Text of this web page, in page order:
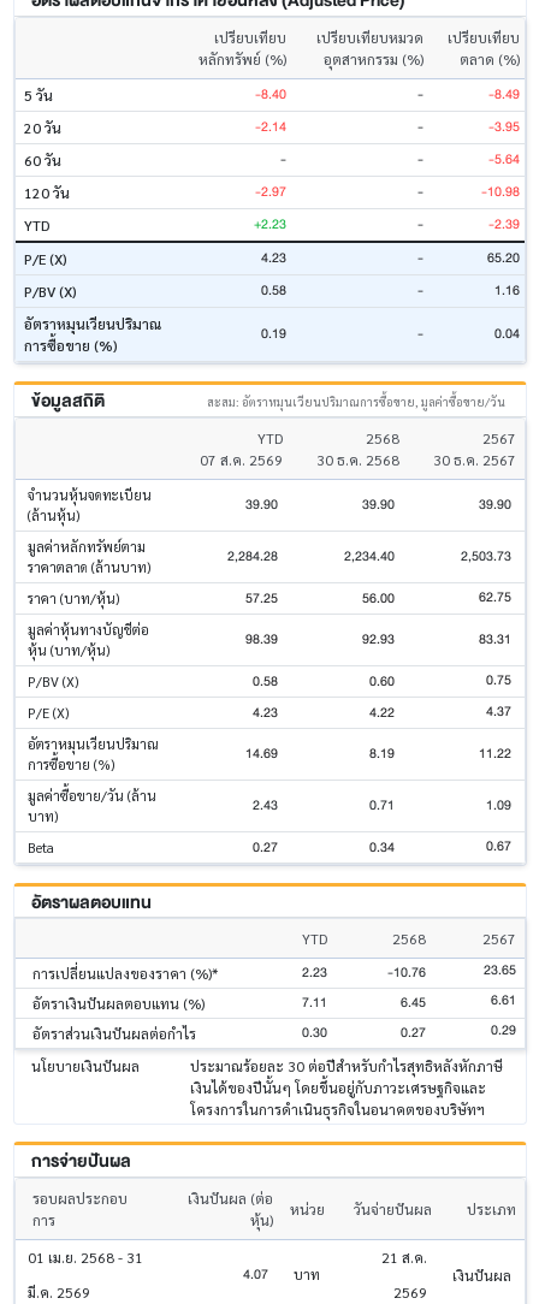
เปรียบเทียบ
หลักทรัพย์ (%)
เปรียบเทียบหมวด
อุตสาหกรรม (%)
เปรียบเทียบ
ตลาด (%)
5 วัน
-8.40 - -8.49
20 วัน -2.14 - -3.95
60 วัน - - -5.64
120 วัน -2.97 - -10.98
YTD +2.23 - -2.39
P/E (X) 4.23 - 65.20
P/BV (X) 0.58 - 1.16
อัตราหมุนเวียนปริมาณ
การซื้อขาย (%)
0.19 - 0.04
ข้อมูลสถิติ สะสม: อัตราหมุนเวียนปริมาณการซื้อขาย, มูลค่าซื้อขาย/วัน
YTD
07 ส.ค. 2569
2568
30 ธ.ค. 2568
2567
30 ธ.ค. 2567
จำนวนหุ้นจดทะเบียน
(ล้านหุ้น)
39.90 39.90 39.90
มูลค่าหลักทรัพย์ตาม
ราคาตลาด (ล้านบาท)
2,284.28 2,234.40 2,503.73
ราคา (บาท/หุ้น) 57.25 56.00 62.75
มูลค่าหุ้นทางบัญชีต่อ
หุ้น (บาท/หุ้น)
98.39 92.93 83.31
P/BV (X) 0.58 0.60 0.75
P/E (X) 4.23 4.22 4.37
อัตราหมุนเวียนปริมาณ
การซื้อขาย (%)
14.69 8.19 11.22
มูลค่าซื้อขาย/วัน (ล้าน
บาท)
2.43 0.71 1.09
Beta 0.27 0.34 0.67
อัตราผลตอบแทน
YTD 2568
2567
การเปลี่ยนแปลงของราคา (%)*
2.23 -10.76 23.65
อัตราเงินปันผลตอบแทน (%) 7.11 6.45 6.61
อัตราส่วนเงินปันผลต่อกำไร 0.30 0.27 0.29
นโยบายเงินปันผล
ประมาณร้อยละ 30 ต่อปีสำหรับกำไรสุทธิหลังหักภาษี
เงินได้ของปีนั้นๆ โดยขึ้นอยู่กับภาวะเศรษฐกิจและ
โครงการในการดำเนินธุรกิจในอนาคตของบริษัทฯ
การจ่ายปันผล
รอบผลประกอบ
การ
เงินปันผล (ต่อ
หุ้น)
หน่วย วันจ่ายปันผล ประเภท
01 เม.ย. 2568 - 31
มี.ค. 2569
4.07 บาท
21 ส.ค.
2569
เงินปันผล